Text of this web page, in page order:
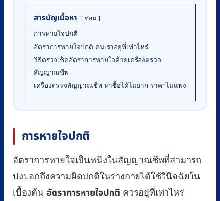
สารบัญเนื้อหา ซ่อน
การหายใจปกติ
อัตราการหายใจปกติ คนเราอยู่ที่เท่าไหร่
วิธีตรวจเช็คอัตราการหายใจด้วยเครื่องตรวจ
สัญญาณชีพ
เครื่องตรวจสัญญาณชีพ หาซื้อได้ไม่ยาก ราคาไม่แพง
การหายใจปกติ
อัตราการหายใจเป็นหนึ่งในสัญญาณชีพที่สามารถ
บ่งบอกถึงความผิดปกติในร่างกายได้ใช้วินิจฉัยใน
เบื้องต้น อัตราการหายใจปกติ ควรอยู่ที่เท่าไหร่